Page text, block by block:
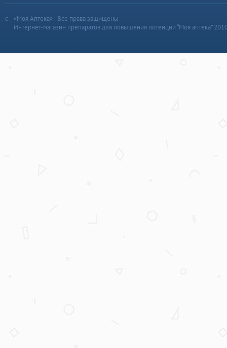
«Моя Аптека» | Все права защищены
Интернет-магазин препаратов для повышения потенции “Моя аптека”